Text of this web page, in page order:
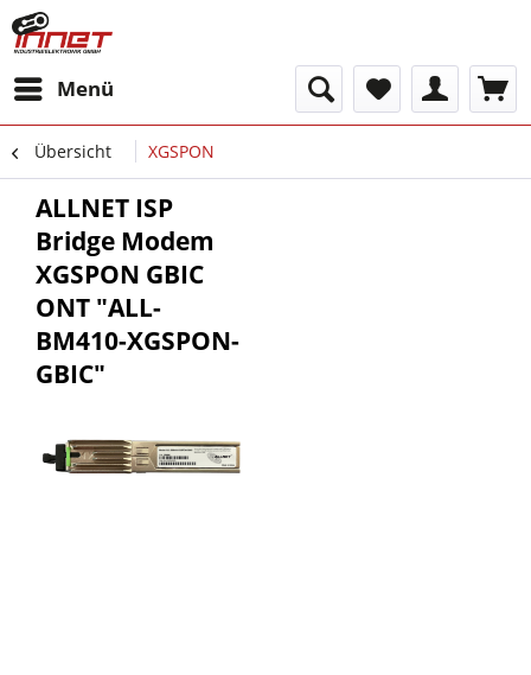
Menü
Übersicht XGSPON
ALLNET ISP
Bridge Modem
XGSPON GBIC
ONT "ALL-
BM410-XGSPON-
GBIC"